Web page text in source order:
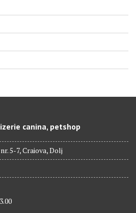
canina, petshop
5-7, Craiova, Dolj